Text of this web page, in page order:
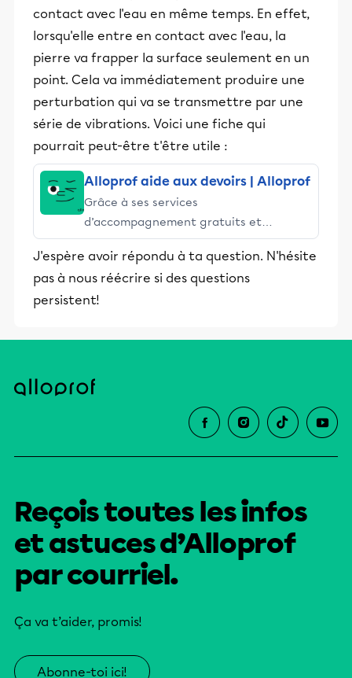
contact avec l'eau en même temps. En effet,
lorsqu'elle entre en contact avec l'eau, la
pierre va frapper la surface seulement en un
point. Cela va immédiatement produire une
perturbation qui va se transmettre par une
série de vibrations. Voici une fiche qui
pourrait peut-être t'être utile :
Alloprof aide aux devoirs | Alloprof
Grâce à ses services
d’accompagnement gratuits et
stimulants, Alloprof engage les élèves
et leurs parents dans la réussite
éducative.
J'espère avoir répondu à ta question. N'hésite
pas à nous réécrire si des questions
persistent!
Reçois toutes les infos
et astuces d’Alloprof
par courriel.
Ça va t’aider, promis!
Abonne-toi ici!